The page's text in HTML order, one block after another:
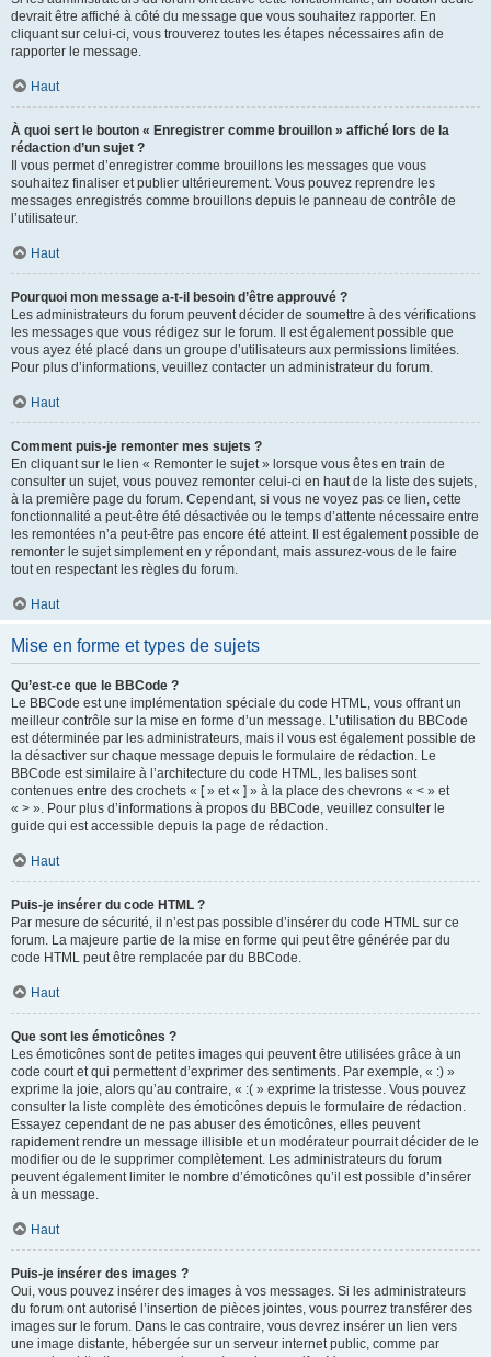
devrait être affiché à côté du message que vous souhaitez rapporter. En
cliquant sur celui-ci, vous trouverez toutes les étapes nécessaires afin de
rapporter le message.
Haut
À quoi sert le bouton « Enregistrer comme brouillon » affiché lors de la
rédaction d’un sujet ?
Il vous permet d’enregistrer comme brouillons les messages que vous
souhaitez finaliser et publier ultérieurement. Vous pouvez reprendre les
messages enregistrés comme brouillons depuis le panneau de contrôle de
l’utilisateur.
Haut
Pourquoi mon message a-t-il besoin d’être approuvé ?
Les administrateurs du forum peuvent décider de soumettre à des vérifications
les messages que vous rédigez sur le forum. Il est également possible que
vous ayez été placé dans un groupe d’utilisateurs aux permissions limitées.
Pour plus d’informations, veuillez contacter un administrateur du forum.
Haut
Comment puis-je remonter mes sujets ?
En cliquant sur le lien « Remonter le sujet » lorsque vous êtes en train de
consulter un sujet, vous pouvez remonter celui-ci en haut de la liste des sujets,
à la première page du forum. Cependant, si vous ne voyez pas ce lien, cette
fonctionnalité a peut-être été désactivée ou le temps d’attente nécessaire entre
les remontées n’a peut-être pas encore été atteint. Il est également possible de
remonter le sujet simplement en y répondant, mais assurez-vous de le faire
tout en respectant les règles du forum.
Haut
Mise en forme et types de sujets
Qu’est-ce que le BBCode ?
Le BBCode est une implémentation spéciale du code HTML, vous offrant un
meilleur contrôle sur la mise en forme d’un message. L’utilisation du BBCode
est déterminée par les administrateurs, mais il vous est également possible de
la désactiver sur chaque message depuis le formulaire de rédaction. Le
BBCode est similaire à l’architecture du code HTML, les balises sont
contenues entre des crochets « [ » et « ] » à la place des chevrons « < » et
« > ». Pour plus d’informations à propos du BBCode, veuillez consulter le
guide qui est accessible depuis la page de rédaction.
Haut
Puis-je insérer du code HTML ?
Par mesure de sécurité, il n’est pas possible d’insérer du code HTML sur ce
forum. La majeure partie de la mise en forme qui peut être générée par du
code HTML peut être remplacée par du BBCode.
Haut
Que sont les émoticônes ?
Les émoticônes sont de petites images qui peuvent être utilisées grâce à un
code court et qui permettent d’exprimer des sentiments. Par exemple, « :) »
exprime la joie, alors qu’au contraire, « :( » exprime la tristesse. Vous pouvez
consulter la liste complète des émoticônes depuis le formulaire de rédaction.
Essayez cependant de ne pas abuser des émoticônes, elles peuvent
rapidement rendre un message illisible et un modérateur pourrait décider de le
modifier ou de le supprimer complètement. Les administrateurs du forum
peuvent également limiter le nombre d’émoticônes qu’il est possible d’insérer
à un message.
Haut
Puis-je insérer des images ?
Oui, vous pouvez insérer des images à vos messages. Si les administrateurs
du forum ont autorisé l’insertion de pièces jointes, vous pourrez transférer des
images sur le forum. Dans le cas contraire, vous devrez insérer un lien vers
une image distante, hébergée sur un serveur internet public, comme par